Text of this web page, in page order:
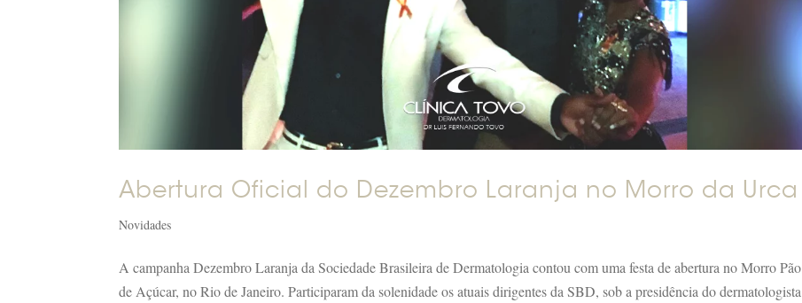
Abertura Oficial do Dezembro Laranja no Morro da Urca
Novidades
A campanha Dezembro Laranja da Sociedade Brasileira de Dermatologia contou com uma festa de abertura no Morro Pão
de Açúcar, no Rio de Janeiro. Participaram da solenidade os atuais dirigentes da SBD, sob a presidência do dermatologista